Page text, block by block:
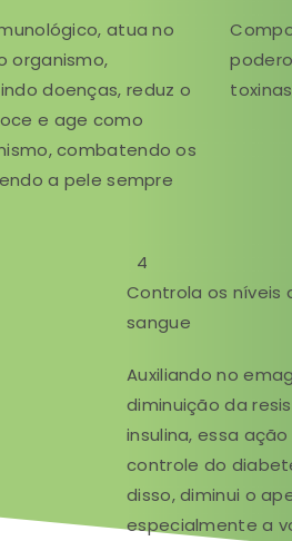
atua no
organismo,
doenças, reduz o
e age como
combatendo os
a pele sempre
4
Controla os níveis
sangue
Auxiliando no
diminuição da
insulina, essa ação
controle do
disso, diminui o
especialmente a